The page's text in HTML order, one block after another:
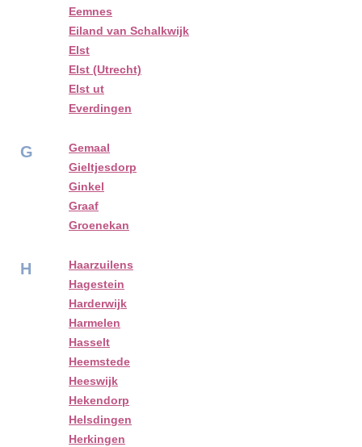
Eemnes
Eiland van Schalkwijk
Elst
Elst (Utrecht)
Elst ut
Everdingen
G
Gemaal
Gieltjesdorp
Ginkel
Graaf
Groenekan
H
Haarzuilens
Hagestein
Harderwijk
Harmelen
Hasselt
Heemstede
Heeswijk
Hekendorp
Helsdingen
Herkingen